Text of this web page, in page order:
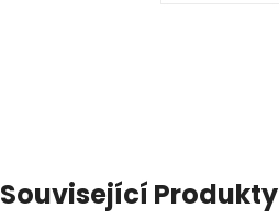
Související Produkty